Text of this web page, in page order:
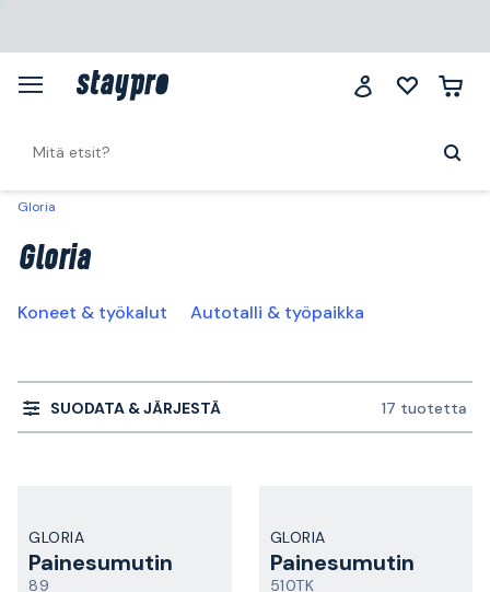
Gloria
Gloria
Koneet & työkalut Autotalli & työpaikka
SUODATA & JÄRJESTÄ 17 tuotetta
GLORIA
Painesumutin
89
GLORIA
Painesumutin
510TK